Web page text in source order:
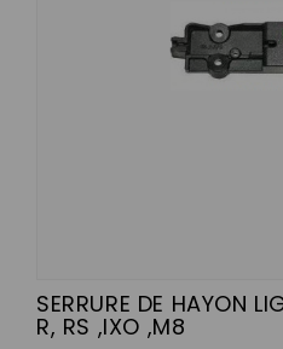
SERRURE DE HAYON
R, RS ,IXO ,M8